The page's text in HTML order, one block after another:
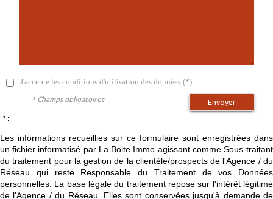
J'accepte les conditions d'utilisation des données (*)
Envoyer
* Champs obligatoires
* :
Les informations recueillies sur ce formulaire sont enregistrées dans
un fichier informatisé par La Boite Immo agissant comme Sous-traitant
du traitement pour la gestion de la clientèle/prospects de l'Agence / du
Réseau qui reste Responsable du Traitement de vos Données
personnelles. La base légale du traitement repose sur l'intérêt légitime
de l'Agence / du Réseau. Elles sont conservées jusqu'à demande de